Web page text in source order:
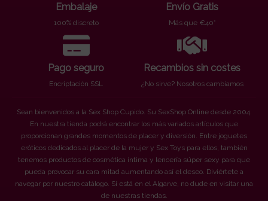
Embalaje
100% discreto
Envío Gratis
Más que €40*
Pago seguro
Encriptación SSL
Recambios sin costes
¿No sirve? Nosotros cambiamos
Sean bienvenidos a la Sex Shop Cupido. Su SexShop Online desde 2004.
En nuestra tienda podrá encontrar los más variados artículos que
proporcionan grandes momentos de placer y diversión. Entre joguetes
eróticos dedicados al placer de la mujer y Sex Toys para ellos, también
tenemos productos de cosmética íntima y lencería súper sexy para que
pueda provocar su cara mitad aumentando así el deseo. Diviértete a
navegar por nuestro catálogo. Si está en el Algarve, no dude en visitar una
de nuestras tiendas.